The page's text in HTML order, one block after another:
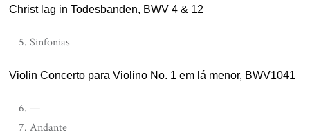
Christ lag in Todesbanden, BWV 4 & 12
Sinfonias
Violin Concerto para Violino No. 1 em lá menor, BWV1041
—
Andante